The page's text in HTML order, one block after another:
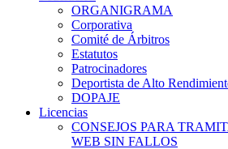
ORGANIGRAMA
Corporativa
Comité de Árbitros
Estatutos
Patrocinadores
Deportista de Alto
DOPAJE
Licencias
CONSEJOS PARA
WEB SIN FALLOS